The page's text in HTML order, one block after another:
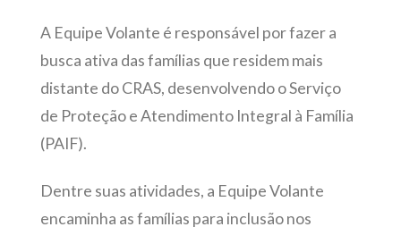
A Equipe Volante é responsável por fazer a
busca ativa das famílias que residem mais
distante do CRAS, desenvolvendo o Serviço
de Proteção e Atendimento Integral à Família
(PAIF).
Dentre suas atividades, a Equipe Volante
encaminha as famílias para inclusão nos